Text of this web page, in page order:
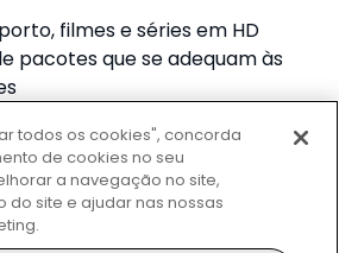
filmes e séries em HD
pacotes que se adequam às
produtos
todos os cookies", concorda
de cookies no seu
a navegação no site,
do site e ajudar nas nossas